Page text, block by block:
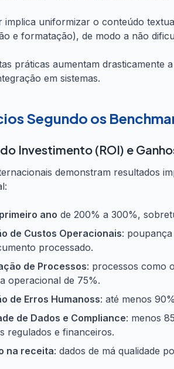
implica uniformizar o conteúdo
e formatação), de modo a não
práticas aumentam drasticamente
em sistemas.
Segundo os
Investimento (ROI) e
demonstram resultados
ano de 200% a 300%,
de Custos Operacionais:
processado.
de Processos: processos como
operacional de 75%.
de Erros Humanoss: até menos
de Dados e Compliance: menos
regulados e financeiros.
na receita: dados de má qualidade